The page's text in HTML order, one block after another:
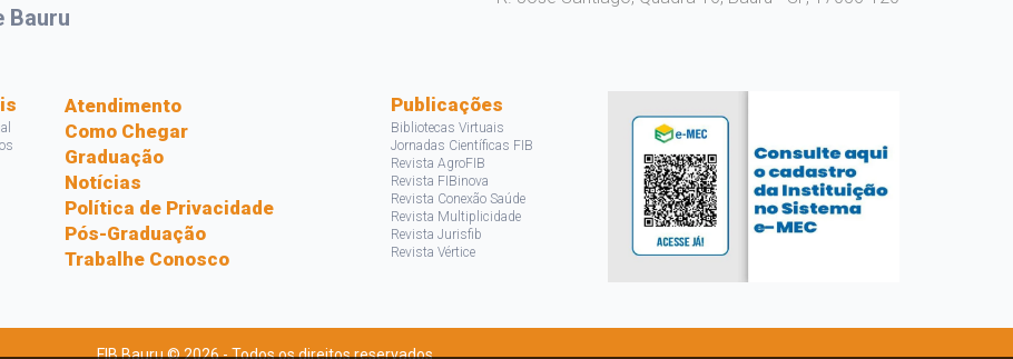
Bauru
Atendimento
Como Chegar
Graduação
Notícias
Política de Privacidade
Pós-Graduação
Trabalhe Conosco
Publicações
Bibliotecas Virtuais
Jornadas Científicas FIB
Revista AgroFIB
Revista FIBinova
Revista Conexão Saúde
Revista Multiplicidade
Revista Jurisfib
Revista Vértice
FIB Bauru © 2026 - Todos os direitos reservados